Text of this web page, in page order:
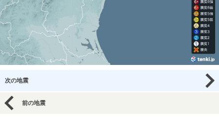
次の地震
前の地震